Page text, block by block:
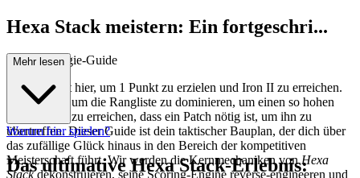
Hexa Stack meistern: Ein fortgeschri...
ttener Strategie-Guide
Du bist nicht hier, um 1 Punkt zu erzielen und Iron II zu erreichen.
Du bist hier, um die Rangliste zu dominieren, um einen so hohen
Punktestand zu erreichen, dass ein Patch nötig ist, um ihn zu
übertreffen. Dieser Guide ist dein taktischer Bauplan, der dich über
das zufällige Glück hinaus in den Bereich der kompetitiven
Meisterschaft führt. Wir werden die Kernmechaniken vonHexa
Stackdekonstruieren, seine Scoring-Engine reverse-engineeren und
Mehr lesen
Warum hier spielen?
Das ultimative Hexa Stack-Erlebnis: